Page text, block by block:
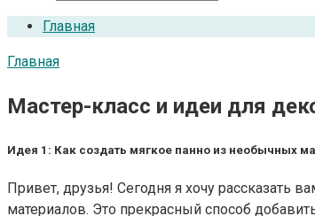
Главная
Главная
Мастер-класс и идеи для
Идея 1: Как создать мягкое панно из необычных
Привет, друзья! Сегодня я хочу рассказать
материалов. Это прекрасный способ